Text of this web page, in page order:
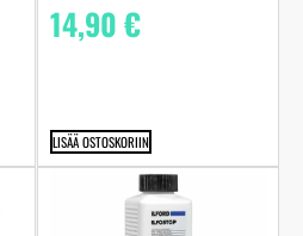
14,90€
LISÄÄ OSTOSKORIIN